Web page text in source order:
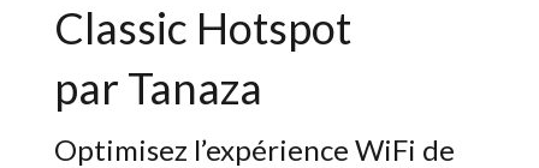
Classic Hotspot
par Tanaza
Optimisez l’expérience WiFi de